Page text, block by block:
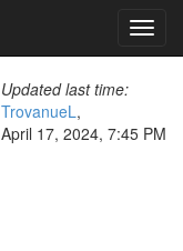
Updated last time:
TrovanueL,
April 17, 2024, 7:45 PM